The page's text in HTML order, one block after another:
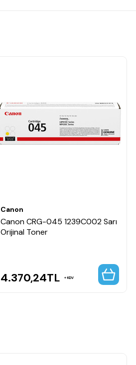
Canon
Canon CRG-045 1239C002 Sarı
Orijinal Toner
4.370,24TL KDV